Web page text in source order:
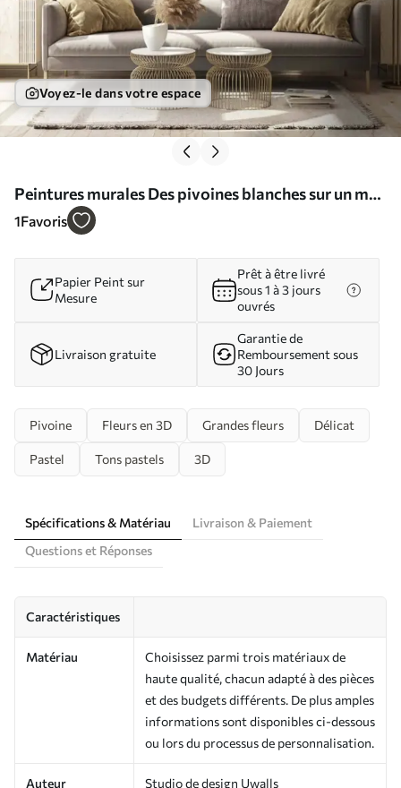
Voyez-le dans votre espace
Peintures murales Des pivoines blanches sur un mur
de briques Nr. u59598
1Favoris
Papier Peint sur
Mesure
Prêt à être livré
sous 1 à 3 jours
ouvrés
Livraison gratuite
Garantie de
Remboursement sous
30 Jours
Pivoine Fleurs en 3D Grandes fleurs Délicat
Pastel Tons pastels 3D
Spécifications & Matériau
Livraison & Paiement
Questions et Réponses
Caractéristiques
Matériau
Choisissez parmi trois matériaux de
haute qualité, chacun adapté à des pièces
et des budgets différents. De plus amples
informations sont disponibles ci-dessous
ou lors du processus de personnalisation.
Auteur Studio de design Uwalls